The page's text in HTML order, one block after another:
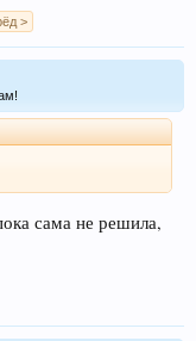
>
сама не решила,